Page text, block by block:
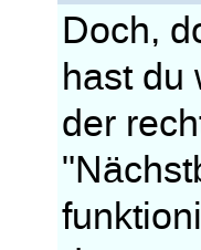
Doch,
hast du
der